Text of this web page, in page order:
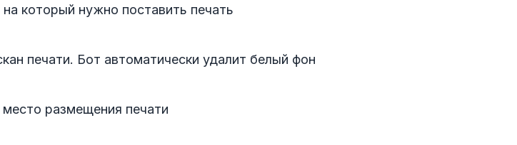
который нужно поставить печать
печати. Бот автоматически удалит белый фон
размещения печати